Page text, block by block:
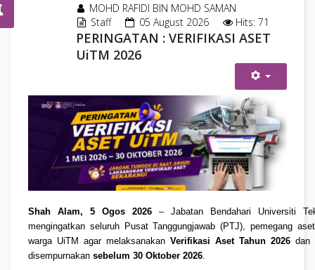
MOHD RAFIDI BIN MOHD SAMAN
Staff
05 August 2026 Hits: 71
PERINGATAN : VERIFIKASI ASET
UiTM 2026
Shah Alam, 5 Ogos 2026 – Jabatan Bendahari Universiti
mengingatkan seluruh Pusat Tanggungjawab (PTJ), pemegang
warga UiTM agar melaksanakan Verifikasi Aset Tahun 2026 dan
disempurnakan sebelum 30 Oktober 2026.